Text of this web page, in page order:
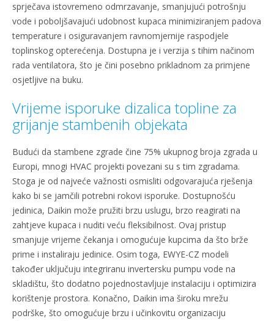
sprječava istovremeno odmrzavanje, smanjujući potrošnju
vode i poboljšavajući udobnost kupaca minimiziranjem padova
temperature i osiguravanjem ravnomjernije raspodjele
toplinskog opterećenja. Dostupna je i verzija s tihim načinom
rada ventilatora, što je čini posebno prikladnom za primjene
osjetljive na buku.
Vrijeme isporuke dizalica topline za
grijanje stambenih objekata
Budući da stambene zgrade čine 75% ukupnog broja zgrada u
Europi, mnogi HVAC projekti povezani su s tim zgradama.
Stoga je od najveće važnosti osmisliti odgovarajuća rješenja
kako bi se jamčili potrebni rokovi isporuke. Dostupnošću
jedinica, Daikin može pružiti brzu uslugu, brzo reagirati na
zahtjeve kupaca i nuditi veću fleksibilnost. Ovaj pristup
smanjuje vrijeme čekanja i omogućuje kupcima da što brže
prime i instaliraju jedinice. Osim toga, EWYE-CZ modeli
također uključuju integriranu invertersku pumpu vode na
skladištu, što dodatno pojednostavljuje instalaciju i optimizira
korištenje prostora. Konačno, Daikin ima široku mrežu
podrške, što omogućuje brzu i učinkovitu organizaciju